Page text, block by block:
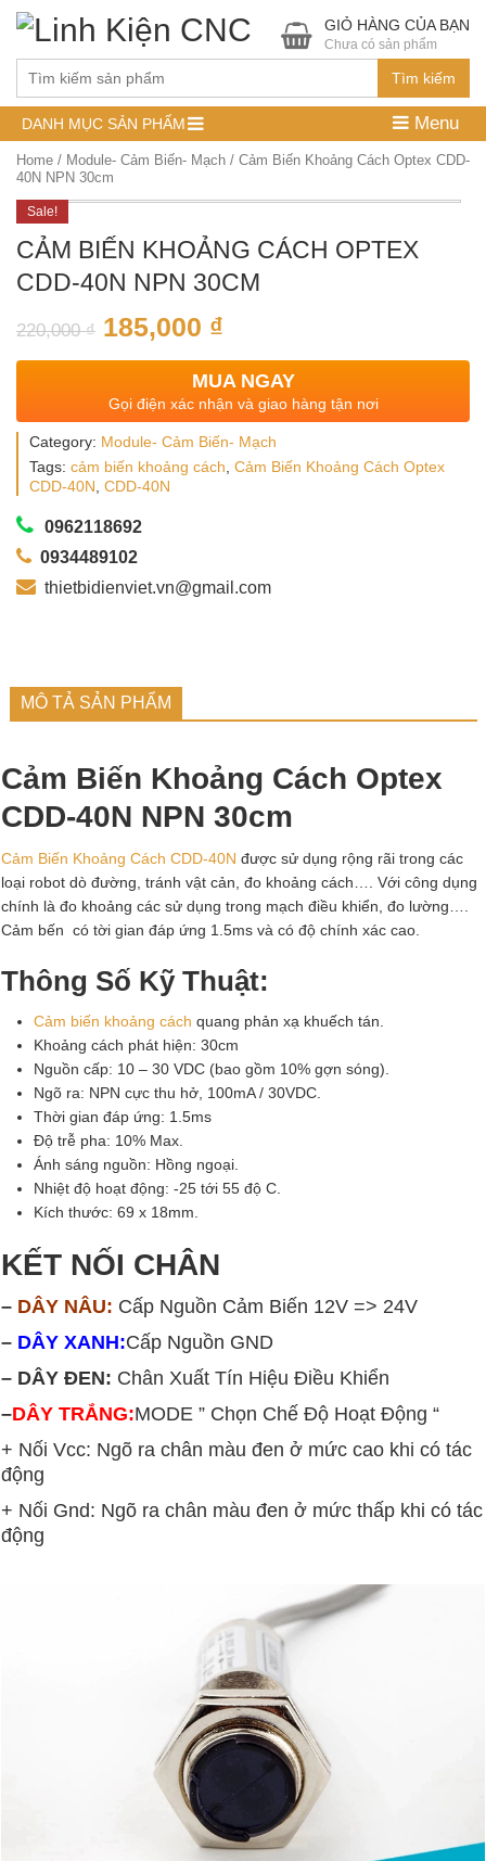
Tìm kiếm
GIỎ HÀNG CỦA BẠN
Chưa có sản phẩm
DANH MỤC SẢN PHẨM Menu
Home / Module- Cảm Biến- Mạch / Cảm Biến Khoảng Cách Optex CDD-
40N NPN 30cm
Sale!
CẢM BIẾN KHOẢNG CÁCH OPTEX
CDD-40N NPN 30CM
220,000₫ 185,000 ₫
MUA NGAY
Gọi điện xác nhận và giao hàng tận nơi
Category: Module- Cảm Biến- Mạch
Tags: cảm biến khoảng cách, Cảm Biến Khoảng Cách Optex
CDD-40N, CDD-40N
0962118692
0934489102
thietbidienviet.vn@gmail.com
MÔ TẢ SẢN PHẨM
Cảm Biến Khoảng Cách Optex
CDD-40N NPN 30cm
Cảm Biến Khoảng Cách CDD-40N được sử dụng rộng rãi trong các
loại robot dò đường, tránh vật cản, đo khoảng cách…. Với công dụng
chính là đo khoảng các sử dụng trong mạch điều khiển, đo lường….
Cảm bến có tời gian đáp ứng 1.5ms và có độ chính xác cao.
Thông Số Kỹ Thuật:
Cảm biến khoảng cách quang phản xạ khuếch tán.
Khoảng cách phát hiện: 30cm
Nguồn cấp: 10 – 30 VDC (bao gồm 10% gợn sóng).
Ngõ ra: NPN cực thu hở, 100mA / 30VDC.
Thời gian đáp ứng: 1.5ms
Độ trễ pha: 10% Max.
Ánh sáng nguồn: Hồng ngoại.
Nhiệt độ hoạt động: -25 tới 55 độ C.
Kích thước: 69 x 18mm.
KẾT NỐI CHÂN
– DÂY NÂU: Cấp Nguồn Cảm Biến 12V => 24V
– DÂY XANH:Cấp Nguồn GND
– DÂY ĐEN: Chân Xuất Tín Hiệu Điều Khiển
–DÂY TRẮNG:MODE ” Chọn Chế Độ Hoạt Động “
+ Nối Vcc: Ngõ ra chân màu đen ở mức cao khi có tác
động
+ Nối Gnd: Ngõ ra chân màu đen ở mức thấp khi có tác
động